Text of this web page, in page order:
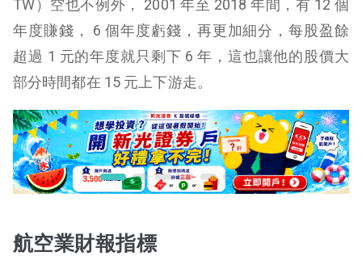
未來發展
TW）空也不例外， 2001 年至 2018 年間，有 12 個
年度賺錢， 6 個年度虧錢，再更加細分，每股盈餘
超過 1 元的年度就只剩下 6 年，這也讓他的股價大
部分時間都在 15 元上下游走。
航空業財報指標